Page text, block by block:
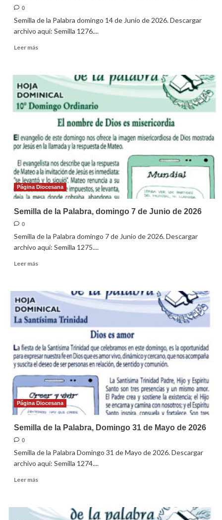
0
Semilla de la Palabra domingo 14 de Junio de 2026. Descargar
archivo aquí: Semilla 1276....
Leer másLeer
Semilla
la
Palabra,
domingo
junio
de
2026
Página Diocesana
Semilla de la Palabra, domingo 7 de Junio de 2026
0
Semilla de la Palabra domingo 7 de Junio de 2026. Descargar
archivo aquí: Semilla 1275....
Leer másLeer
Semilla
la
Palabra,
domingo
de
Junio
de
2026
Página Diocesana
Semilla de la Palabra, Domingo 31 de Mayo de 2026
0
Semilla de la Palabra Domingo 31 de Mayo de 2026. Descargar
archivo aquí: Semilla 1274....
Leer másLeer
Semilla
de